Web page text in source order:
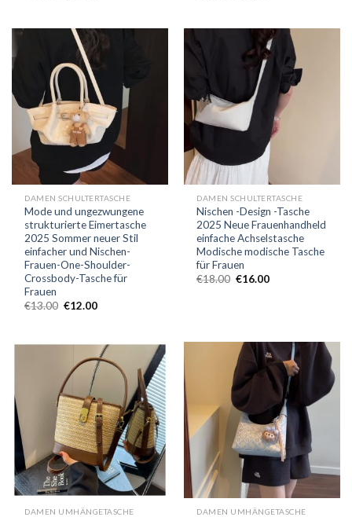
DAMEN SCHULTERTASCHE
Mode und ungezwungene
strukturierte Eimertasche
2025 Sommer neuer Stil
einfacher und Nischen-
Frauen-One-Shoulder-
Crossbody-Tasche für
Frauen
€13.00 €12.00
DAMEN SCHULTERTASCHE
Nischen -Design -Tasche
2025 Neue Frauenhandheld
einfache Achselstasche
Modische modische Tasche
für Frauen
€18.00 €16.00
DAMEN UMHÄNGETASCHE DAMEN UMHÄNGETASCHE